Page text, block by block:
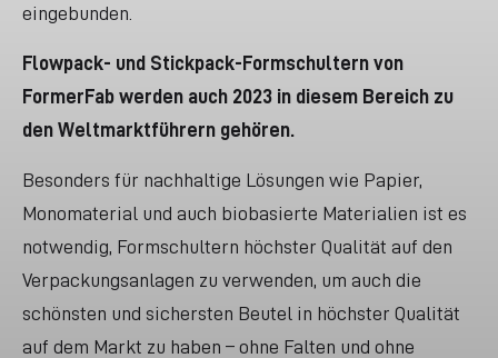
eingebunden.
Flowpack- und Stickpack-Formschultern von
FormerFab werden auch 2023 in diesem Bereich zu
den Weltmarktführern gehören.
Besonders für nachhaltige Lösungen wie Papier,
Monomaterial und auch biobasierte Materialien ist es
notwendig, Formschultern höchster Qualität auf den
Verpackungsanlagen zu verwenden, um auch die
schönsten und sichersten Beutel in höchster Qualität
auf dem Markt zu haben – ohne Falten und ohne